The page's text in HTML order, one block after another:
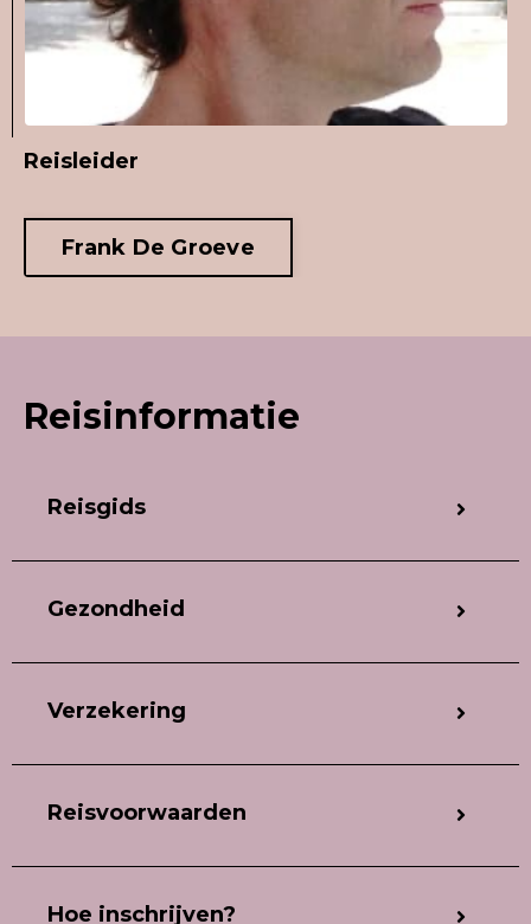
Reisleider
Frank De Groeve
Reisinformatie
Reisgids
Gezondheid
Verzekering
Reisvoorwaarden
Hoe inschrijven?